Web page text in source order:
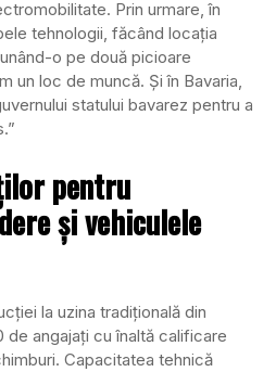
Prin urmare, în
tehnologii, făcând locația
o pe două picioare
un loc de muncă. Și în Bavaria,
statului bavarez pentru a
pentru
și vehiculele
la uzina tradițională din
de angajați cu înaltă calificare
Capacitatea tehnică